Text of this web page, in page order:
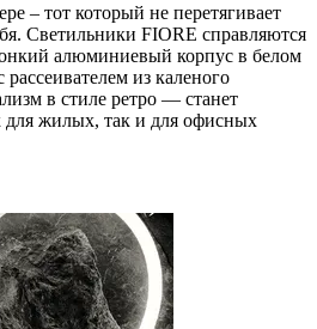
– тот который не перетягивает
Светильники FIORE справляются
алюминиевый корпус в белом
из каленого
в стиле ретро — станет
жилых, так и для офисных